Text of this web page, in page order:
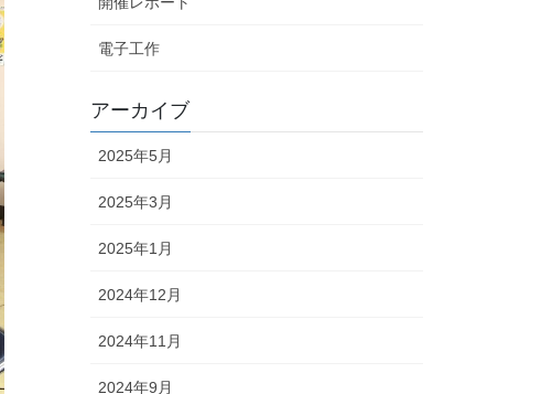
電子工作
アーカイブ
2025年5月
2025年3月
2025年1月
2024年12月
2024年11月
2024年9月